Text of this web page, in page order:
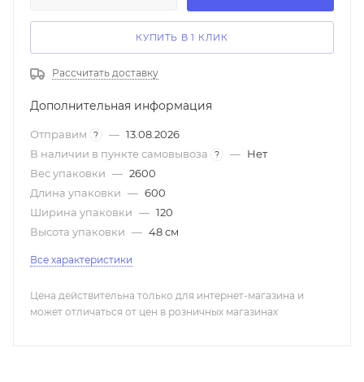
КУПИТЬ В 1 КЛИК
Рассчитать доставку
Дополнительная информация
Отправим ? — 13.08.2026
В наличии в пункте самовывоза
? — Нет
Вес упаковки — 2600
Длина упаковки — 600
Ширина упаковки — 120
Высота упаковки — 48 см
Все характеристики
Цена действительна только для интернет-магазина и
может отличаться от цен в розничных магазинах